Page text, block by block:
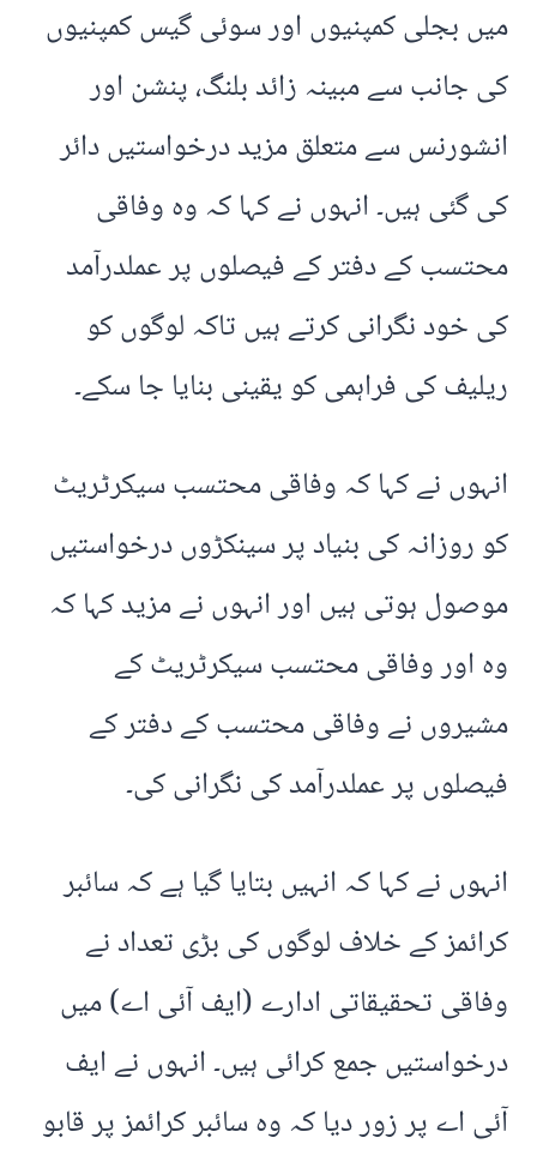
میں بجلی کمپنیوں اور سوئی گیس کمپنیوں
کی جانب سے مبینہ زائد بلنگ، پنشن اور
انشورنس سے متعلق مزید درخواستیں دائر
کی گئی ہیں۔ انہوں نے کہا کہ وہ وفاقی
محتسب کے دفتر کے فیصلوں پر عملدرآمد
کی خود نگرانی کرتے ہیں تاکہ لوگوں کو
ریلیف کی فراہمی کو یقینی بنایا جا سکے۔
انہوں نے کہا کہ وفاقی محتسب سیکرٹریٹ
کو روزانہ کی بنیاد پر سینکڑوں درخواستیں
موصول ہوتی ہیں اور انہوں نے مزید کہا کہ
وہ اور وفاقی محتسب سیکرٹریٹ کے
مشیروں نے وفاقی محتسب کے دفتر کے
فیصلوں پر عملدرآمد کی نگرانی کی۔
انہوں نے کہا کہ انہیں بتایا گیا ہے کہ سائبر
کرائمز کے خلاف لوگوں کی بڑی تعداد نے
وفاقی تحقیقاتی ادارے (ایف آئی اے) میں
درخواستیں جمع کرائی ہیں۔ انہوں نے ایف
آئی اے پر زور دیا کہ وہ سائبر کرائمز پر قابو